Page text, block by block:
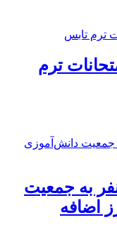
ترم
هزار نفر به جمعیت
اضافه